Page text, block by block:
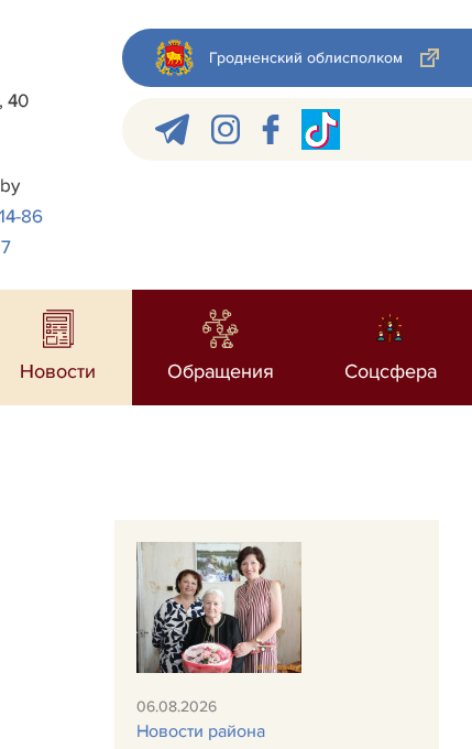
40
86
Гродненский облисполком
Новости Обращения Соцсфера
06.08.2026
Новости района